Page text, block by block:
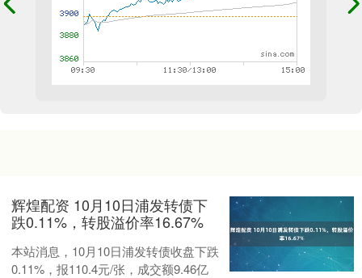
辉煌配资 10月10日浦发转债下
跌0.11%，转股溢价率16.67%
本站消息，10月10日浦发转债收盘下跌
0.11%，报110.4元/张，成交额9.46亿